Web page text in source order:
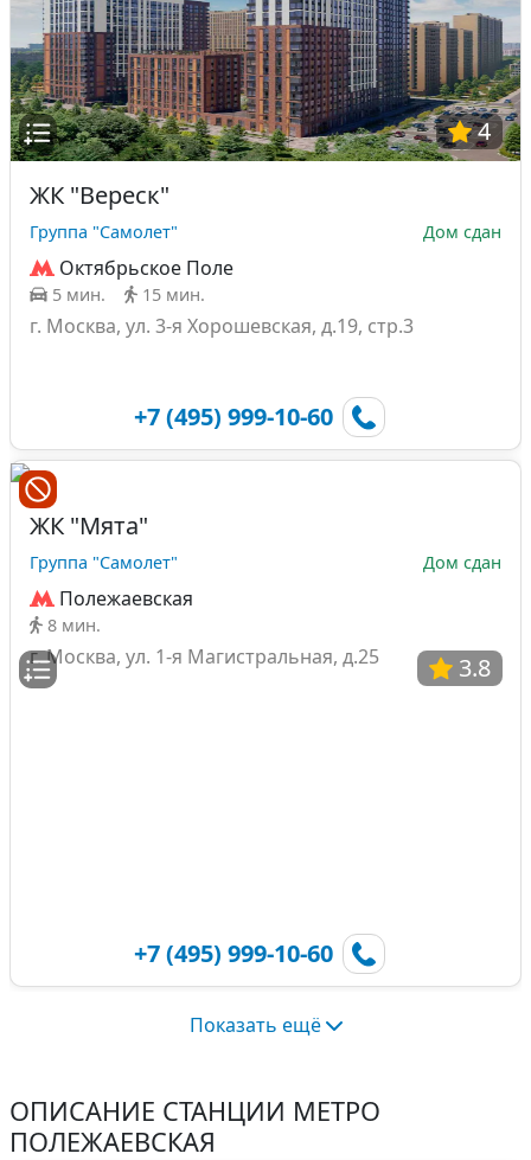
4
ЖК "Вереск"
Группа "Самолет" Дом сдан
Октябрьское Поле
5 мин. 15 мин.
г. Москва, ул. 3-я Хорошевская, д.19, стр.3
+7 (495) 999-10-60
3.8
ЖК "Мята"
Группа "Самолет" Дом сдан
Полежаевская
8 мин.
г. Москва, ул. 1-я Магистральная, д.25
+7 (495) 999-10-60
Показать ещё
ОПИСАНИЕ СТАНЦИИ МЕТРО
ПОЛЕЖАЕВСКАЯ